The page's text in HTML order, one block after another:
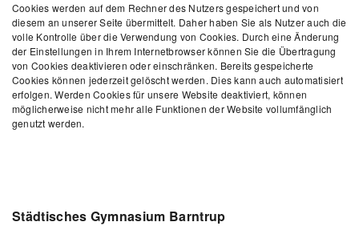
Cookies werden auf dem Rechner des Nutzers gespeichert und von
diesem an unserer Seite übermittelt. Daher haben Sie als Nutzer auch die
volle Kontrolle über die Verwendung von Cookies. Durch eine Änderung
der Einstellungen in Ihrem Internetbrowser können Sie die Übertragung
von Cookies deaktivieren oder einschränken. Bereits gespeicherte
Cookies können jederzeit gelöscht werden. Dies kann auch automatisiert
erfolgen. Werden Cookies für unsere Website deaktiviert, können
möglicherweise nicht mehr alle Funktionen der Website vollumfänglich
genutzt werden.
Städtisches Gymnasium Barntrup